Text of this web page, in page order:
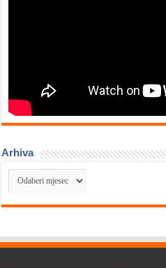
Arhiva
Arhiva